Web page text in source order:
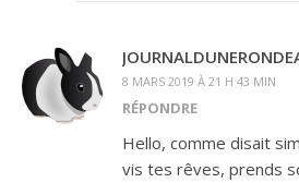
8 MARS 2019 À 21 H 43 MIN
RÉPONDRE
Hello, comme disait
vis tes rêves, prends